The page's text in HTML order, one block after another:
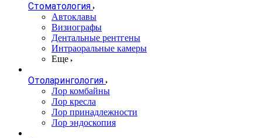
Стоматология
Автоклавы
Визиографы
Дентальные рентгены
Интраоральные камеры
Еще
Отоларингология
Лор комбайны
Лор кресла
Лор принадлежности
Лор эндоскопия